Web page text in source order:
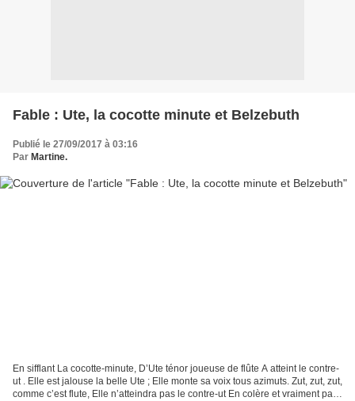
Fable : Ute, la cocotte minute et Belzebuth
Publié le 27/09/2017 à 03:16
Par Martine.
En sifflant La cocotte-minute, D’Ute ténor joueuse de flûte A atteint le contre-
ut . Elle est jalouse la belle Ute ; Elle monte sa voix tous azimuts. Zut, zut, zut,
comme c’est flute, Elle n’atteindra pas le contre-ut En colère et vraiment pas